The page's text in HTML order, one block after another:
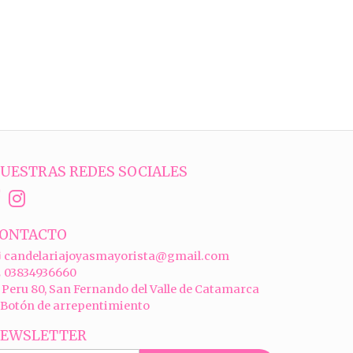
REDES SOCIALES
candelariajoyasmayorista@gmail.com
03834936660
Peru 80, San Fernando del Valle de Catamarca
Botón de arrepentimiento